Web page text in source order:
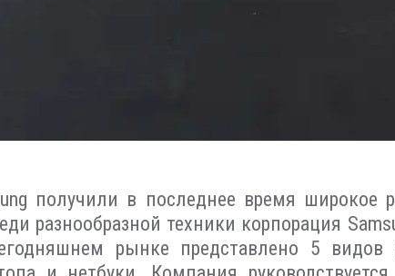
получили в последнее время широкое
разнообразной техники корпорация
рынке представлено 5 видов